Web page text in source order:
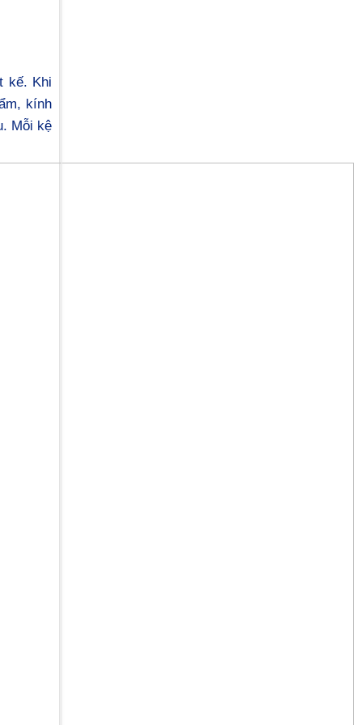
kế. Khi
kính
Mỗi kệ